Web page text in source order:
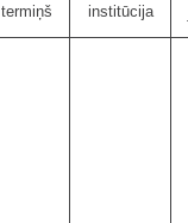
termiņš
institūcija